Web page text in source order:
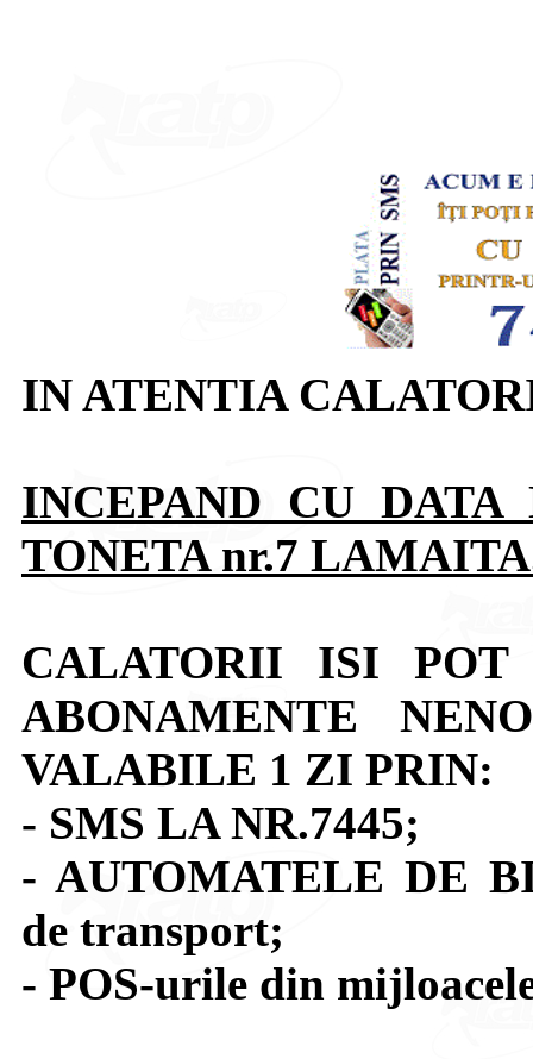
IN ATENTIA
INCEPAND CU DATA
TONETA nr.7
CALATORII ISI
ABONAMENTE
VALABILE 1 ZI PRIN:
- SMS LA NR.7445;
- AUTOMATELE DE
de transport;
- POS-urile din